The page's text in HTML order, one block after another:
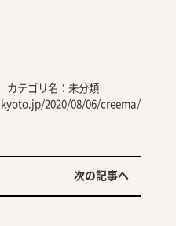
テゴリ名： 未分類
2020/08/06/creema/
次の記事へ